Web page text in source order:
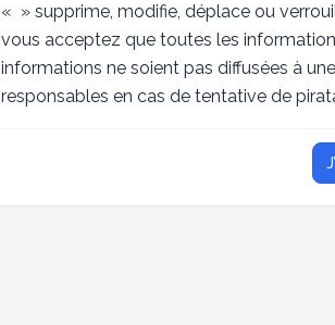
« » supprime, modifie, déplace ou
vous acceptez que toutes les
informations ne soient pas diffusées à
responsables en cas de tentative de